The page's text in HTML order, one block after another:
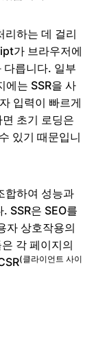
리하는 데 걸리
가 브라우저에
다릅니다. 일부
에는 SSR을 사
입력이 빠르게
초기 로딩은
있기 때문입니
합하여 성능과
SSR은 SEO를
자 상호작용의
각 페이지의
(클라이언트 사이